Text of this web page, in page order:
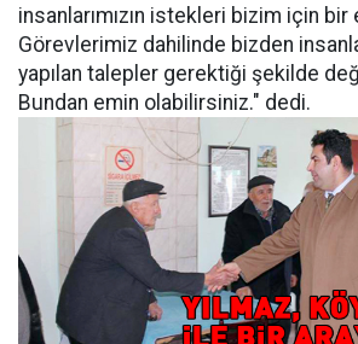
insanlarımızın istekleri bizim için bir
Görevlerimiz dahilinde bizden
yapılan talepler gerektiği şekilde
Bundan emin olabilirsiniz." dedi.